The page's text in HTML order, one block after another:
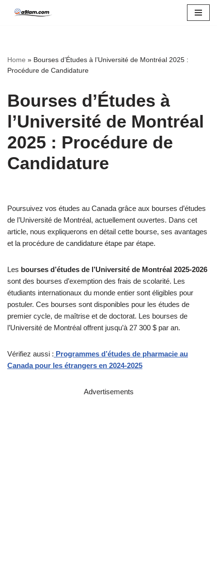
Home » Bourses d’Études à l’Université de Montréal 2025 :
Procédure de Candidature
Bourses d’Études à
l’Université de Montréal
2025 : Procédure de
Candidature
Poursuivez vos études au Canada grâce aux bourses d’études
de l’Université de Montréal, actuellement ouvertes. Dans cet
article, nous expliquerons en détail cette bourse, ses avantages
et la procédure de candidature étape par étape.
Les bourses d’études de l’Université de Montréal 2025-2026
sont des bourses d’exemption des frais de scolarité. Les
étudiants internationaux du monde entier sont éligibles pour
postuler. Ces bourses sont disponibles pour les études de
premier cycle, de maîtrise et de doctorat. Les bourses de
l’Université de Montréal offrent jusqu’à 27 300 $ par an.
Vérifiez aussi : Programmes d’études de pharmacie au
Canada pour les étrangers en 2024-2025
Advertisements